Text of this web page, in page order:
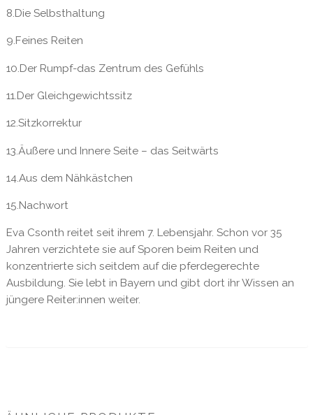
8.Die Selbsthaltung
9.Feines Reiten
10.Der Rumpf-das Zentrum des Gefühls
11.Der Gleichgewichtssitz
12.Sitzkorrektur
13.Äußere und Innere Seite – das Seitwärts
14.Aus dem Nähkästchen
15.Nachwort
Eva Csonth reitet seit ihrem 7. Lebensjahr. Schon vor 35
Jahren verzichtete sie auf Sporen beim Reiten und
konzentrierte sich seitdem auf die pferdegerechte
Ausbildung. Sie lebt in Bayern und gibt dort ihr Wissen an
jüngere Reiter:innen weiter.